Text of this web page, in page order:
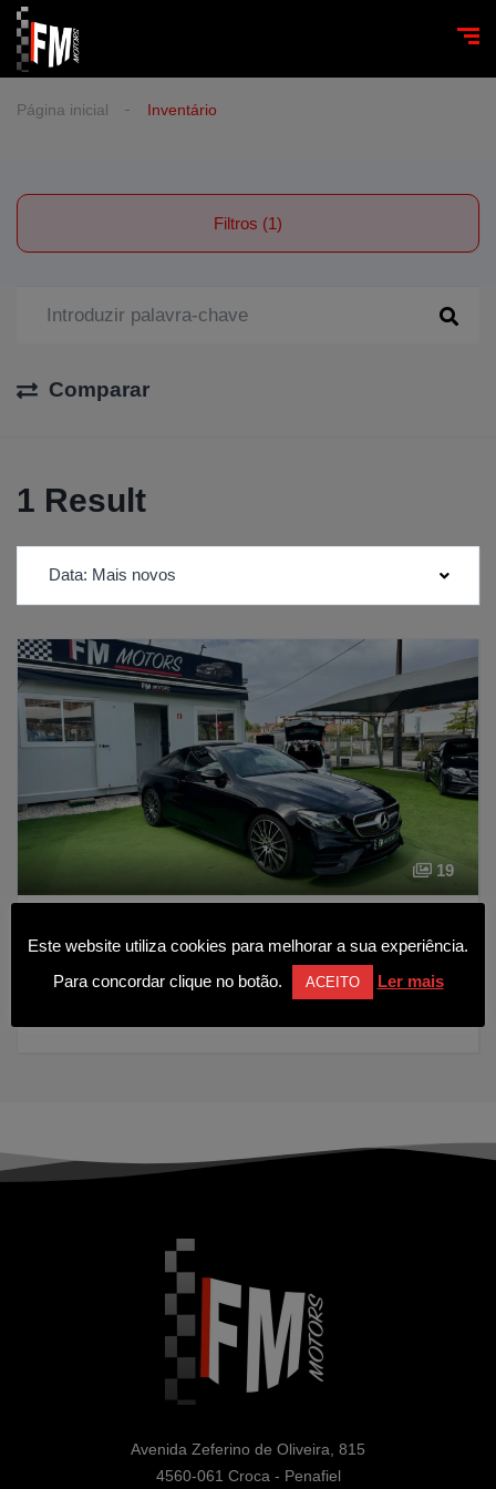
Página inicial Inventário
Filtros (1)
Comparar
1 Result
Data: Mais novos
19
38 750€
Avenida Zeferino de Oliveira, 815
4560-061 Croca - Penafiel
Este website utiliza cookies para melhorar a sua experiência.
Para concordar clique no botão.
ACEITO Ler mais